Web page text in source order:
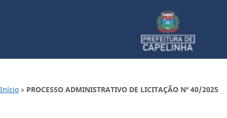
Início » PROCESSO ADMINISTRATIVO DE LICITAÇÃO Nº 40/2025